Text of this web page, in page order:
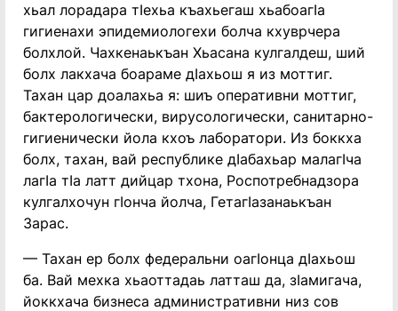
хьал лорадара тIехьа къахьегаш хьабоагIа
гигиенахи эпидемиологехи болча кхуврчера
болхлой. Чахкенаькъан Хьасана кулгалдеш, ший
болх лакхача боараме дIахьош я из моттиг.
Тахан цар доалахьа я: шиъ оперативни моттиг,
бактерологически, вирусологически, санитарно-
гигиенически йола кхоъ лаборатори. Из боккха
болх, тахан, вай республике дIабахьар малагIча
лагIа тIа латт дийцар тхона, Роспотребнадзора
кулгалхочун гIонча йолча, ГетагIазанаькъан
Зарас.
— Тахан ер болх федеральни оагIонца дIахьош
ба. Вай мехка хьаоттадаь латташ да, зIамигача,
йоккхача бизнеса административни низ сов